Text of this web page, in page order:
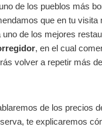
de los pueblos más
que en tu visita
uno de los mejores
, en el cual
volver a repetir más
de los precios
te explicaremos